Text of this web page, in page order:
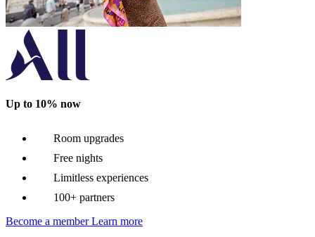
Up to 10% now
Room upgrades
Free nights
Limitless experiences
100+ partners
Become a member Learn more